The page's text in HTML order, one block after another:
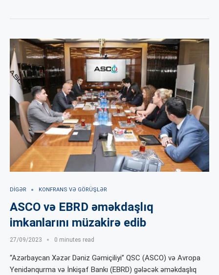
DIGƏR KONFRANS VƏ GÖRÜŞLƏR
ASCO və EBRD əməkdaşlıq
imkanlarını müzakirə edib
27/09/2023 0 minutes read
“Azərbaycan Xəzər Dəniz Gəmiçiliyi” QSC (ASCO) və Avropa
Yenidənqurma və İnkişaf Bankı (EBRD) gələcək əməkdaşlıq